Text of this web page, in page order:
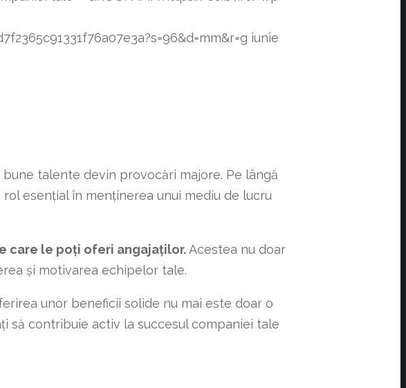
iunie
talente devin provocări majore. Pe lângă
esențial în menținerea unui mediu de lucru
care le poți oferi angajaților.Acestea nu doar
și motivarea echipelor tale.
unor beneficii solide nu mai este doar o
să contribuie activ la succesul companiei tale